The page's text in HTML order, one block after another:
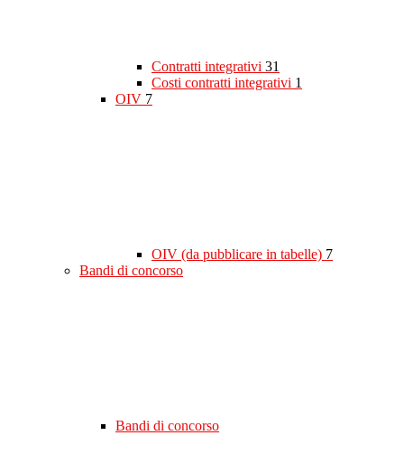
Contratti integrativi 31
Costi contratti integrativi 1
OIV 7
OIV (da pubblicare in tabelle) 7
Bandi di concorso
Bandi di concorso